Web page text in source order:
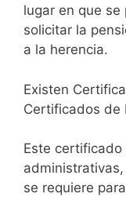
lugar en que
solicitar la
a la herencia.
Existen
Certificados de
Este
se requiere